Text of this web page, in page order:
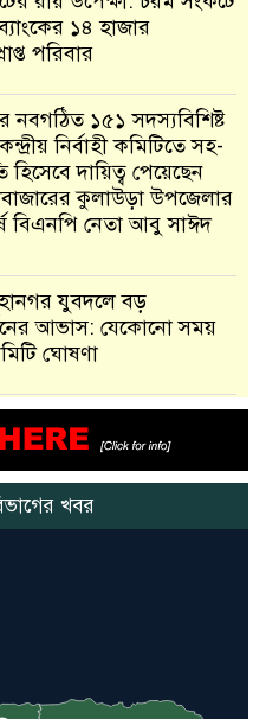
১৪ হাজার
পরিবার
নবগঠিত ১৫১ সদস্যবিশিষ্ট
নির্বাহী কমিটিতে সহ-
দায়িত্ব পেয়েছেন
কুলাউড়া উপজেলার
বিএনপি নেতা আবু সাঈদ
যুবদলে বড়
আভাস: যেকোনো সময়
ঘোষণা
হয় : প্রধানমন্ত্রী
ও ইসরায়েল বাদে হরমুজ
সবার জন্য উন্মুক্ত: আরাকচি
খবর